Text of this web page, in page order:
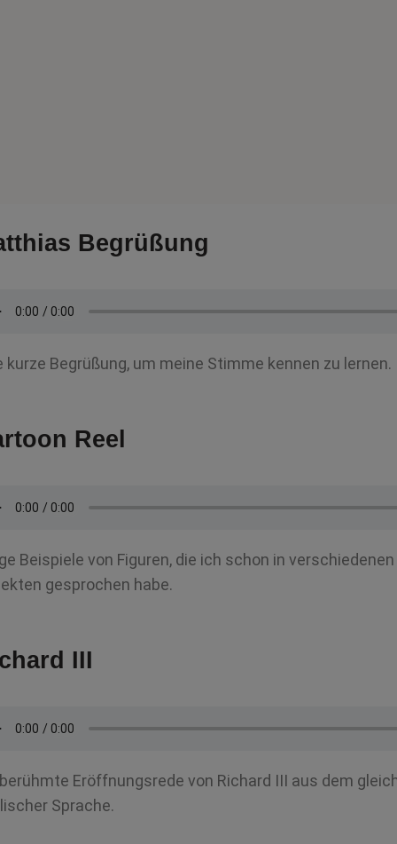
Begrüßung
kurze Begrüßung, um meine Stimme kennen zu lernen.
Reel
Beispiele von Figuren, die ich schon in
gesprochen habe.
III
Eröffnungsrede von Richard III aus dem
Sprache.